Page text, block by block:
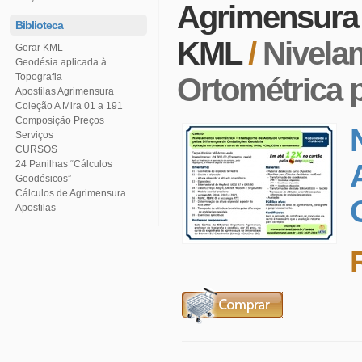
Biblioteca
Gerar KML
Topografia
Apostilas Agrimensura
Coleção A Mira 01 a 191
Serviços
CURSOS
Geodésicos”
Cálculos de Agrimensura
Apostilas
KML/
Ortométrica